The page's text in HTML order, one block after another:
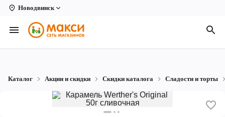
Новодвинск
Вологда
Архангельск
Каталог Акции и скидки Скидки каталога Сладости и торты